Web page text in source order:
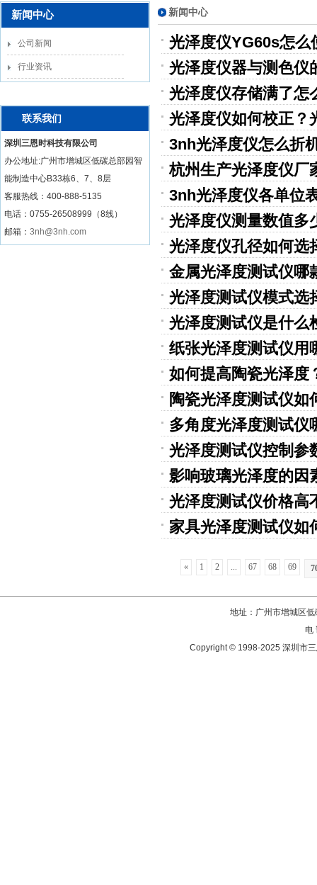
新闻中心
公司新闻
行业资讯
联系我们
深圳三恩时科技有限公司
办公地址:广州市增城区低碳总部园智
能制造中心B33栋6、7、8层
客服热线： 400-888-5135
电话：0755-26508999（8线）
邮箱： 3nh@3nh.com
新闻中心
光泽度仪YG60s怎么
光泽度仪器与测色仪
光泽度仪存储满了怎
光泽度仪如何校正？
3nh光泽度仪怎么折
杭州生产光泽度仪厂
3nh光泽度仪各单位
光泽度仪测量数值多
光泽度仪孔径如何选
金属光泽度测试仪哪
光泽度测试仪模式选
光泽度测试仪是什么
纸张光泽度测试仪用
如何提高陶瓷光泽度
陶瓷光泽度测试仪如
多角度光泽度测试仪
光泽度测试仪控制参
影响玻璃光泽度的因
光泽度测试仪价格高
家具光泽度测试仪如
« 1 2 ... 67 68 69
地址：广州市增城区
电
Copyright © 1998-2025 深圳市